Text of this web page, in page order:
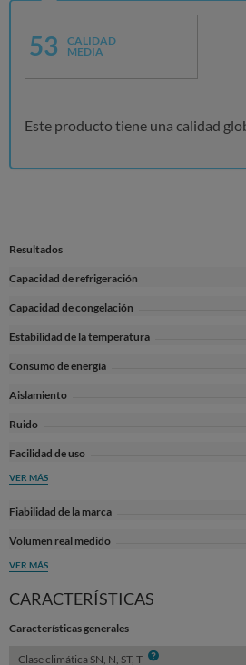
53
CALIDAD
MEDIA
Este producto tiene una calidad
Resultados
Capacidad de refrigeración
Capacidad de congelación
Estabilidad de la temperatura
Consumo de energía
Aislamiento
Ruido
Facilidad de uso
VER MÁS
Fiabilidad de la marca
Volumen real medido
VER MÁS
CARACTERÍSTICAS
Características generales
Clase climática SN, N, ST, T Info